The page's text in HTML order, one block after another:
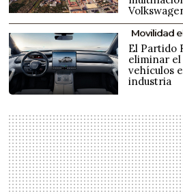
Movilidad
El Partido
eliminar
vehículos
industria